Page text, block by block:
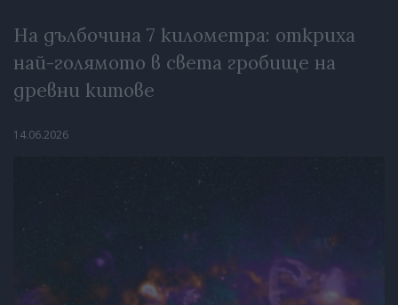
На дълбочина 7 километра: откриха
най-голямото в света гробище на
древни китове
14.06.2026